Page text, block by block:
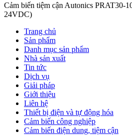
Cảm biến tiệm cận Autonics PRAT30-
24VDC)
Trang chủ
Sản phẩm
Danh mục sản phẩm
Nhà sản xuất
Tin tức
Dịch vụ
Giải pháp
Giới thiệu
Liên hệ
Thiết bị điện và tự động hóa
Cảm biến công nghiệp
Cảm biến điện dung, tiệm cận